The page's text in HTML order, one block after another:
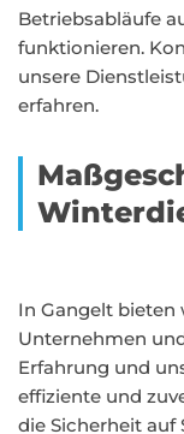
Betriebsabläufe
funktionieren.
unsere
erfahren.
In Gangelt bieten
Unternehmen
Erfahrung und
effiziente und
die Sicherheit auf